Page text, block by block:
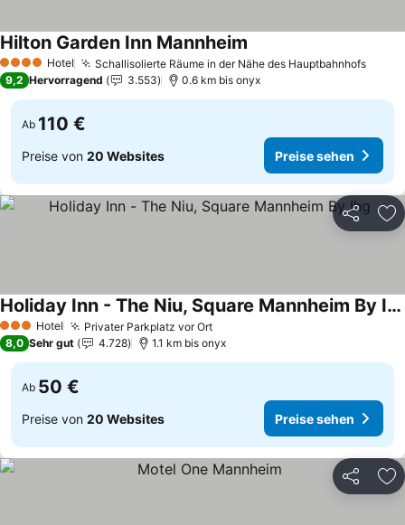
4 Sterne Hotel Schallisolierte Räume in der Nähe des Hauptbahnhofs
Hilton Garden Inn Mannheim
9,2 Hervorragend 3.553 0.6 km bis onyx
Ab 110 €
Preise von 20 Websites Preise sehen
Teilen
3 SterneHotel Privater Parkplatz vor OrtPreise sehen
Holiday Inn - The Niu, Square Mannheim By Ihg
Preise sehen
8,0 Sehr gut 4.728 1.1 km bis onyx
Ab 50 €
Preise von 20 Websites Preise sehen
Teilen